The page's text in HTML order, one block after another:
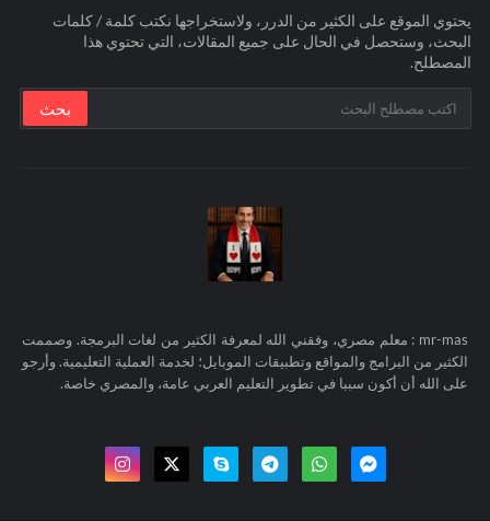
يحتوي الموقع على الكثير من الدرر، ولاستخراجها نكتب كلمة / كلمات
البحث، وستحصل في الحال على جميع المقالات، التي تحتوي هذا
المصطلح.
mr-mas : معلم مصري، وفقني الله لمعرفة الكثير من لغات البرمجة. وصممت
الكثير من البرامج والمواقع وتطبيقات الموبايل؛ لخدمة العملية التعليمية. وأرجو
على الله أن أكون سببا في تطوير التعليم العربي عامة، والمصري خاصة.